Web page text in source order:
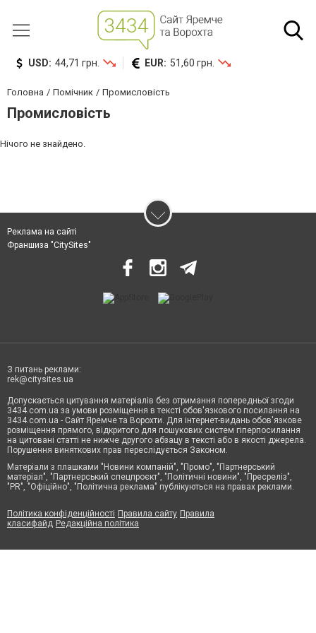
USD: 44,71 грн. EUR: 51,60 грн.
Головна Помічник Промисловість
Промисловість
Нічого не знайдено.
Реклама на сайті
Франшиза "CitySites"
З питань реклами:
rek@citysites.ua
Допускається цитування матеріалів без отримання попередньої згоди
3434.com.ua за умови розміщення в тексті обов'язкового посилання на
3434.com.ua - Сайт Яремче та Ворохти. Для інтернет-видань обов'язкове
розміщення прямого, відкритого для пошукових систем гіперпосилання
на цитовані статті не нижче другого абзацу в тексті або в якості джерела.
Порушення виняткових прав переслідується Законом.
Матеріали з плашками "Новини компаній", "Промо", "Партнерський
матеріал", "Партнерський спецпроєкт", "Політичні новини", "Пресреліз",
"PR", "Офіційно", "Політична реклама" публікуються на правах реклами.
Політика конфіденційності Правила сайту Правила
класифайд Редакційна політика